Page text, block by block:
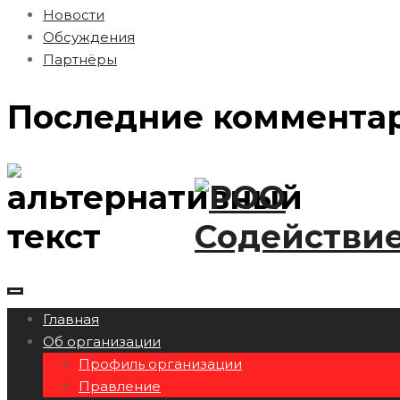
Новости
Обсуждения
Партнёры
Последние
Главная
Об организации
Профиль организации
Правление